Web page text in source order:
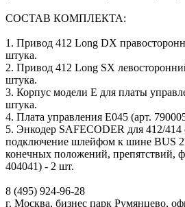
СОСТАВ КОМПЛЕКТА:
1. Привод 412 Long DX
штука.
2. Привод 412 Long SX
штука.
3. Корпус модели Е для платы
штука.
4. Плата управления E045 (арт.
5. Энкодер SAFECODER для 412/414
подключение шлейфом к шине BUS
конечных положений, препятствий,
404041) - 2 шт.
8 (495) 924-96-28
г. Москва, бизнес парк Румянцево,